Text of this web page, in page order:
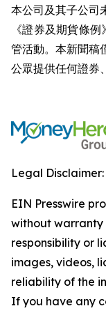
本公司及其子公司
《證券及期貨條
管活動。本新聞稿
公眾提供任何證券
Legal Disclaimer:
EIN Presswire
without warranty
responsibility or
images, videos,
reliability of the
If you have any